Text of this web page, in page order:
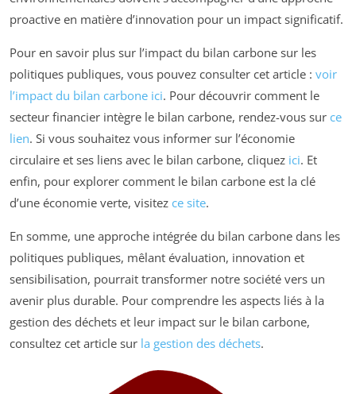
proactive en matière d’innovation pour un impact significatif.
Pour en savoir plus sur l’impact du bilan carbone sur les
politiques publiques, vous pouvez consulter cet article : voir
l’impact du bilan carbone ici. Pour découvrir comment le
secteur financier intègre le bilan carbone, rendez-vous sur ce
lien. Si vous souhaitez vous informer sur l’économie
circulaire et ses liens avec le bilan carbone, cliquez ici. Et
enfin, pour explorer comment le bilan carbone est la clé
d’une économie verte, visitez ce site.
En somme, une approche intégrée du bilan carbone dans les
politiques publiques, mêlant évaluation, innovation et
sensibilisation, pourrait transformer notre société vers un
avenir plus durable. Pour comprendre les aspects liés à la
gestion des déchets et leur impact sur le bilan carbone,
consultez cet article sur la gestion des déchets.